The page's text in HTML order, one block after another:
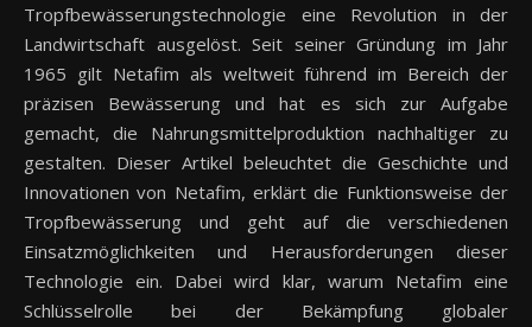
Tropfbewässerungstechnologie eine Revolution in der
Landwirtschaft ausgelöst. Seit seiner Gründung im Jahr
1965 gilt Netafim als weltweit führend im Bereich der
präzisen Bewässerung und hat es sich zur Aufgabe
gemacht, die Nahrungsmittelproduktion nachhaltiger zu
gestalten. Dieser Artikel beleuchtet die Geschichte und
Innovationen von Netafim, erklärt die Funktionsweise der
Tropfbewässerung und geht auf die verschiedenen
Einsatzmöglichkeiten und Herausforderungen dieser
Technologie ein. Dabei wird klar, warum Netafim eine
Schlüsselrolle bei der Bekämpfung globaler